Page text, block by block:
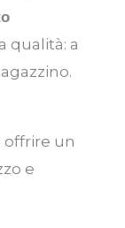
qualità: a
offrire un
e